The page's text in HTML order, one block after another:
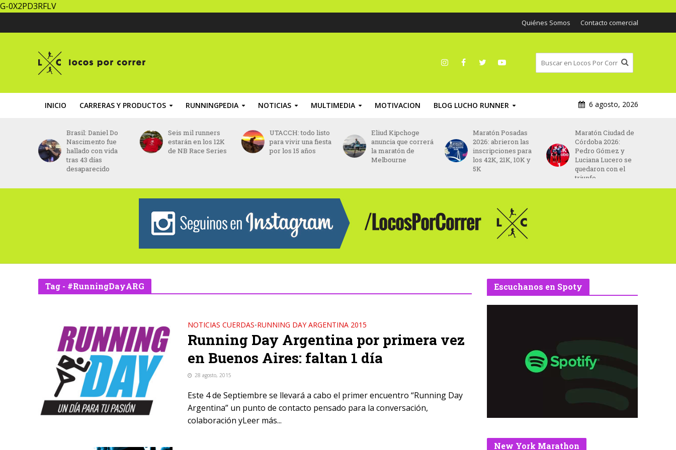
G-0X2PD3RFLV
Quiénes Somos Contacto comercial
INICIO CARRERAS Y PRODUCTOS RUNNINGPEDIA NOTICIAS MULTIMEDIA MOTIVACION BLOG LUCHO RUNNER 6 agosto, 2026
Brasil: Daniel Do
Nascimento fue
hallado con vida
tras 43 días
desaparecido
Seis mil runners
estarán en los 12K
de NB Race Series
UTACCH: todo listo
para vivir una fiesta
por los 15 años
Eliud Kipchoge
anuncia que correrá
la maratón de
Melbourne
Maratón Posadas
2026: abrieron las
inscripciones para
los 42K, 21K, 10K y
5K
Maratón Ciudad de
Córdoba 2026:
Pedro Gómez y
Luciana Lucero se
quedaron con el
triunfo
Tag - #RunningDayARG
NOTICIAS CUERDAS•RUNNING DAY ARGENTINA 2015
Running Day Argentina por primera vez
en Buenos Aires: faltan 1 día
28 agosto, 2015
Este 4 de Septiembre se llevará a cabo el primer encuentro “Running Day
Argentina” un punto de contacto pensado para la conversación,
colaboración yLeer más...
Escuchanos en Spoty
New York Marathon